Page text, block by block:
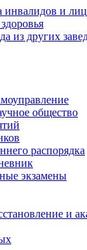
инвалидов и
из других
общество
распорядка
экзамены
и